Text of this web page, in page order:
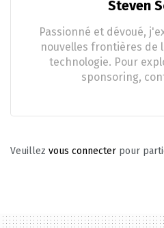
Steven
Passionné et dévoué,
nouvelles frontières de
technologie. Pour
sponsoring,
Veuillez vous connecter pour